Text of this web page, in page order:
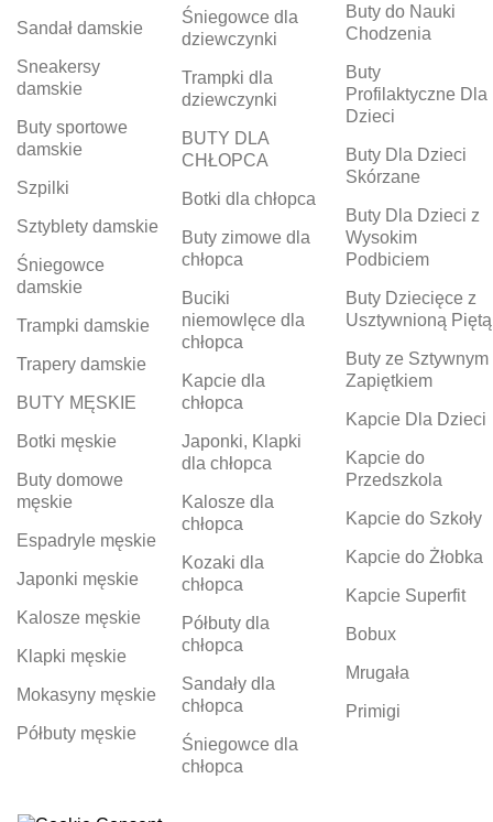
Sandał damskie
Sneakersy
damskie
Buty sportowe
damskie
Szpilki
Sztyblety damskie
Śniegowce
damskie
Trampki damskie
Trapery damskie
BUTY MĘSKIE
Botki męskie
Buty domowe
męskie
Espadryle męskie
Japonki męskie
Kalosze męskie
Klapki męskie
Mokasyny męskie
Półbuty męskie
Śniegowce dla
dziewczynki
Trampki dla
dziewczynki
BUTY DLA
CHŁOPCA
Botki dla chłopca
Buty zimowe dla
chłopca
Buciki
niemowlęce dla
chłopca
Kapcie dla
chłopca
Japonki, Klapki
dla chłopca
Kalosze dla
chłopca
Kozaki dla
chłopca
Półbuty dla
chłopca
Sandały dla
chłopca
Śniegowce dla
chłopca
Buty do Nauki
Chodzenia
Buty
Profilaktyczne Dla
Dzieci
Buty Dla Dzieci
Skórzane
Buty Dla Dzieci z
Wysokim
Podbiciem
Buty Dziecięce z
Usztywnioną Piętą
Buty ze Sztywnym
Zapiętkiem
Kapcie Dla Dzieci
Kapcie do
Przedszkola
Kapcie do Szkoły
Kapcie do Żłobka
Kapcie Superfit
Bobux
Mrugała
Primigi